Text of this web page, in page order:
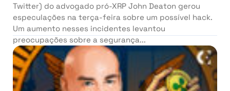
Twitter) do advogado pró-XRP John Deaton gerou
especulações na terça-feira sobre um possível hack.
Um aumento nesses incidentes levantou
preocupações sobre a segurança...